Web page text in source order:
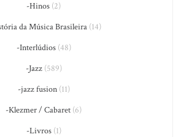
-Hinos (2)
da Música Brasileira(14)
-Interlúdios(48)
-Jazz(589)
-jazz fusion(11)
-Klezmer / Cabaret (6)
-Livros(1)